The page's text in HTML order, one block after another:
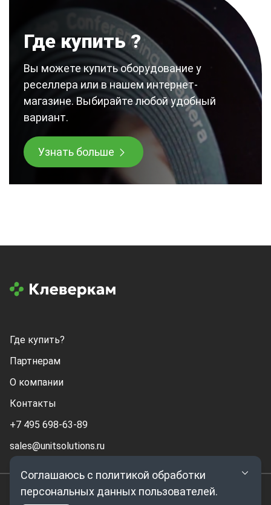
Где купить ?
Вы можете купить оборудование у
реселлера или в нашем интернет-
магазине. Выбирайте любой удобный
вариант.
Узнать больше
Соглашаюсь с политикой обработки
персональных данных пользователей.
Где купить?
Партнерам
О компании
Контакты
+7 495 698-63-89
sales@unitsolutions.ru
© 2026. ООО Клевермик. Все права защищены.